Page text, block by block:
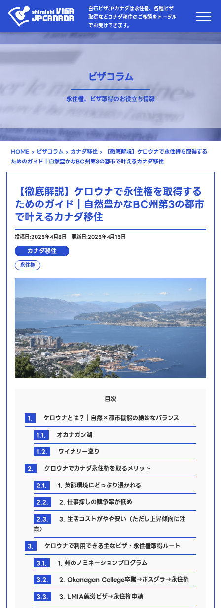
白石ビザJPカナダは永住権、各種ビザ
取得などカナダ移住のご相談をトータル
でお受けできます。
ビザコラム
永住権、ビザ取得のお役立ち情報
HOME › ビザコラム › カナダ移住 › 【徹底解説】ケロウナで永住権を取得する
ためのガイド｜自然豊かなBC州第3の都市で叶えるカナダ移住
【徹底解説】ケロウナで永住権を取得する
ためのガイド｜自然豊かなBC州第3の都市
で叶えるカナダ移住
投稿日:2025年4月8日 更新日:2025年4月15日
カナダ移住
永住権
目次
1.
ケロウナとは？｜自然×都市機能の絶妙なバランス
1.1.
オカナガン湖
1.2.
ワイナリー巡り
2.
ケロウナでカナダ永住権を取るメリット
2.1.
1. 英語環境にどっぷり浸かれる
2.2.
2. 仕事探しの競争率が低め
2.3.
3. 生活コストがやや安い（ただし上昇傾向に注
意）
3.
ケロウナで利用できる主なビザ・永住権取得ルート
3.1.
1. 州のノミネーションプログラム
3.2.
2. Okanagan College卒業→ポスグラ→永住権
3.3.
3. LMIA就労ビザ→永住権申請